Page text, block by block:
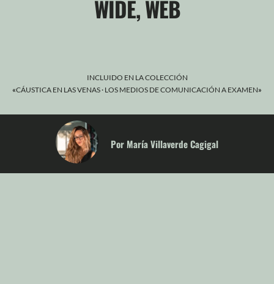
WIDE, WEB
INCLUIDO EN LA COLECCIÓN
«CÁUSTICA EN LAS VENAS · LOS MEDIOS DE COMUNICACIÓN A EXAMEN»
Por María Villaverde Cagigal